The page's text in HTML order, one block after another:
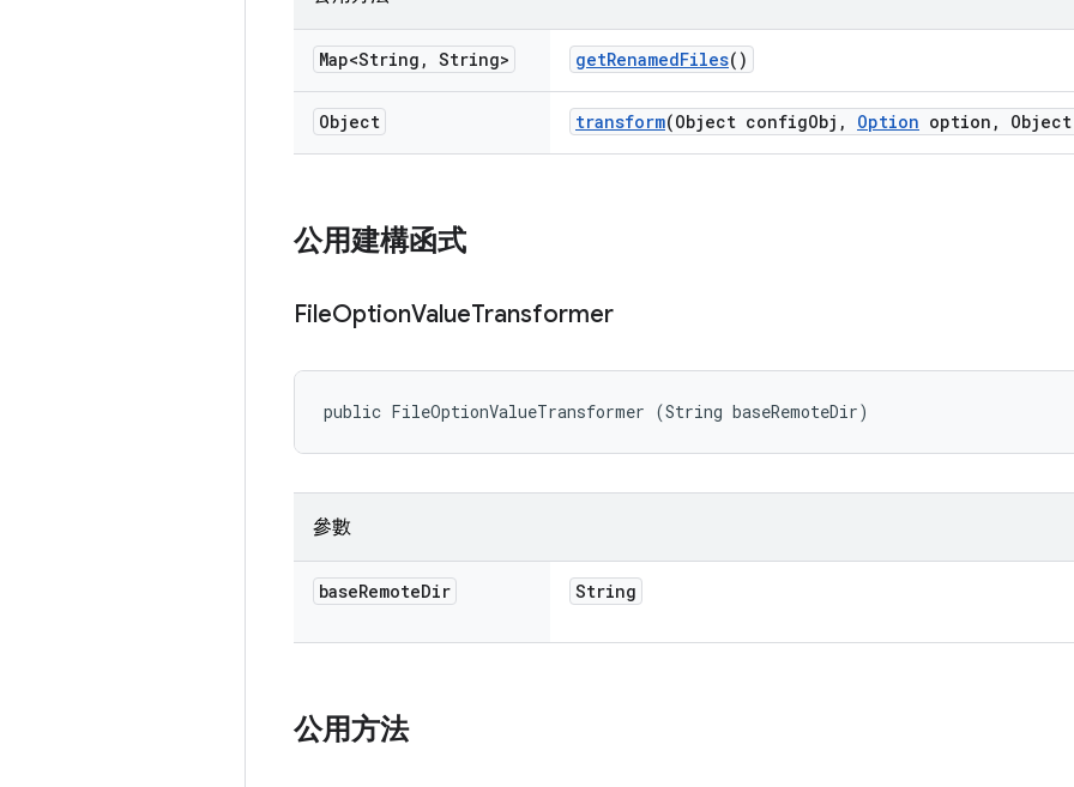
Map<String , String> getRenamedFiles()
Object transform(Object configObj , Option option ,
公用建構函式
FileOptionValueTransformer
public FileOptionValueTransformer (String baseRemoteDir)
參數
baseRemoteDir String
公用方法